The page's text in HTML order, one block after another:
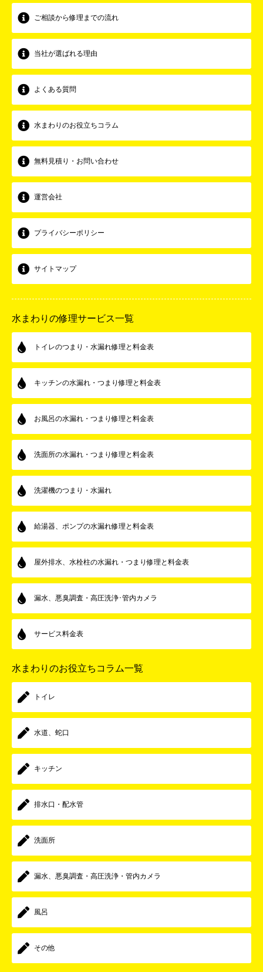
ご相談から修理までの流れ
当社が選ばれる理由
よくある質問
水まわりのお役立ちコラム
無料見積り・お問い合わせ
運営会社
プライバシーポリシー
サイトマップ
水まわりの修理サービス一覧
トイレのつまり・水漏れ修理と料金表
キッチンの水漏れ・つまり修理と料金表
お風呂の水漏れ・つまり修理と料金表
洗面所の水漏れ・つまり修理と料金表
洗濯機のつまり・水漏れ
給湯器、ポンプの水漏れ修理と料金表
屋外排水、水栓柱の水漏れ・つまり修理と料金表
漏水、悪臭調査・高圧洗浄･管内カメラ
サービス料金表
水まわりのお役立ちコラム一覧
トイレ
水道、蛇口
キッチン
排水口・配水管
洗面所
漏水、悪臭調査・高圧洗浄・管内カメラ
風呂
その他